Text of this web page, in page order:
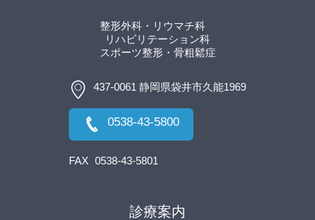
整形外科・リウマチ科
リハビリテーション科
スポーツ整形 ・骨粗鬆症
437-0061 静岡県袋井市久能1969
0538-43-5800
FAX 0538-43-5801
診療案内